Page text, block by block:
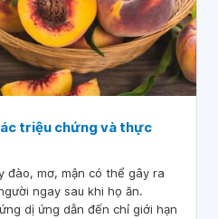
triệu chứng và thực
đào, mơ, mận có thể gây ra
ngay sau khi họ ăn.
dị ứng dẫn đến chỉ giới hạn